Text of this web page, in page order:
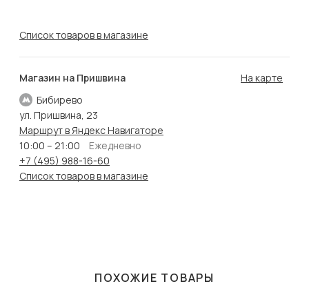
Список товаров в магазине
Магазин на Пришвина
Бибирево
На карте
ул. Пришвина, 23
Маршрут в Яндекс Навигаторе
10:00 – 21:00
Ежедневно
+7 (495) 988-16-60
Список товаров в магазине
ПОХОЖИЕ ТОВАРЫ